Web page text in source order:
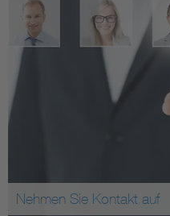
Nehmen Sie Kontakt auf